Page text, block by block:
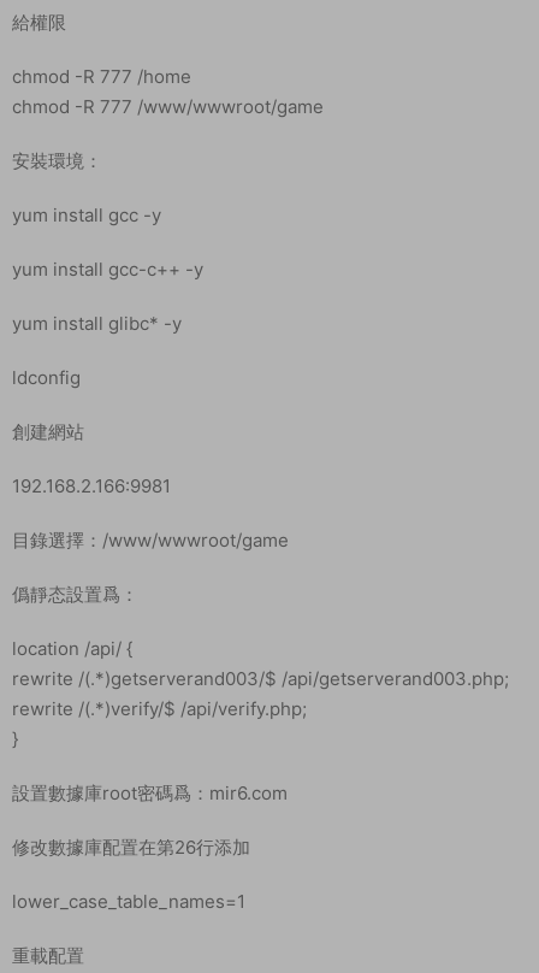
給權限
chmod -R 777 /home
chmod -R 777 /www/wwwroot/game
安裝環境：
yum install gcc -y
yum install gcc-c++ -y
yum install glibc* -y
ldconfig
創建網站
192.168.2.166:9981
目錄選擇：/www/wwwroot/game
僞靜态設置爲：
location /api/ {
rewrite /(.*)getserverand003/$ /api/getserverand003.php;
rewrite /(.*)verify/$ /api/verify.php;
}
設置數據庫root密碼爲：mir6.com
修改數據庫配置在第26行添加
lower_case_table_names=1
重載配置